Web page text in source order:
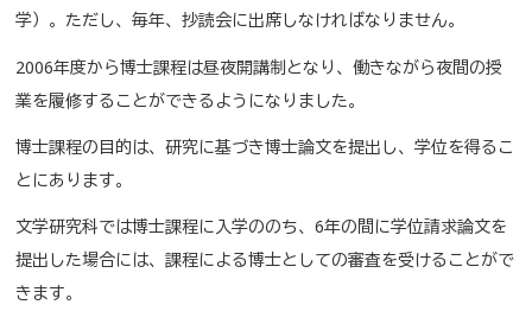
学）。ただし、毎年、抄読会に出席しなければなりません。
2006年度から博士課程は昼夜開講制となり、働きながら夜間の授
業を履修することができるようになりました。
博士課程の目的は、研究に基づき博士論文を提出し、学位を得るこ
とにあります。
文学研究科では博士課程に入学ののち、6年の間に学位請求論文を
提出した場合には、課程による博士としての審査を受けることがで
きます。